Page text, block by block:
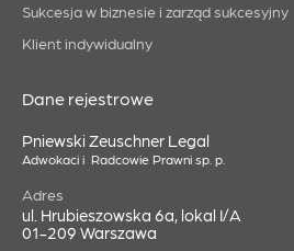
Sukcesja w biznesie i zarząd sukcesyjny
Klient indywidualny
Dane rejestrowe
Pniewski Zeuschner Legal
Adwokaci i Radcowie Prawni sp. p.
Adres
ul. Hrubieszowska 6a, lokal I/A
01-209 Warszawa